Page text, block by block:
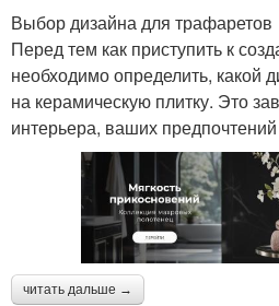
Выбор дизайна для трафаретов
Перед тем как приступить к
необходимо определить, какой
на керамическую плитку. Это
интерьера, ваших
читать дальше →